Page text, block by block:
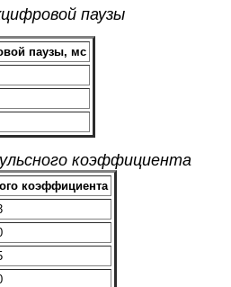
паузы
паузы, мс
коэффициента
коэффициента